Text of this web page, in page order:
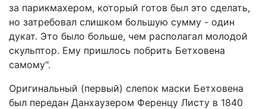
за парикмахером, который готов был это сделать,
но затребовал слишком большую сумму - один
дукат. Это было больше, чем располагал молодой
скульптор. Ему пришлось побрить Бетховена
самому".
Оригинальный (первый) слепок маски Бетховена
был передан Данхаузером Ференцу Листу в 1840